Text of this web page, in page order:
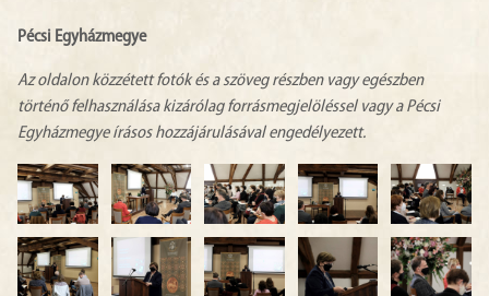
Pécsi Egyházmegye
Az oldalon közzétett fotók és a szöveg részben vagy egészben
történő felhasználása kizárólag forrásmegjelöléssel vagy a Pécsi
Egyházmegye írásos hozzájárulásával engedélyezett.